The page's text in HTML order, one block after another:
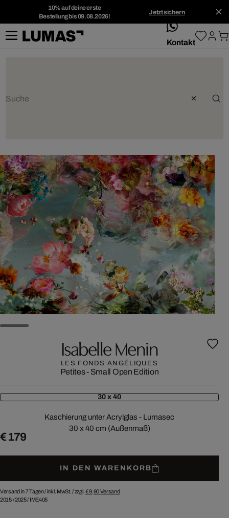
10% auf deine erste
Bestellung bis 09.08.2026!
Jetzt sichern
whatsApp
Kontakt
Isabelle Menin
LES FONDS ANGÉLIQUES
Petites - Small Open Edition
30 x 40
Kaschierung unter Acrylglas - Lumasec
30 x 40 cm (Außenmaß)
€ 179
IN DEN WARENKORB
Versand in 7 Tagen /inkl. MwSt. / zzgl. € 9,90Versand
2015/2025/ IME405